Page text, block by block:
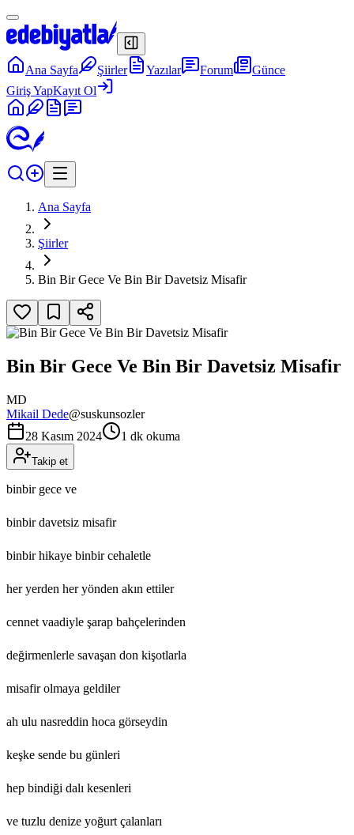
Ana Sayfa Şiirler Yazılar Forum
Günce
Giriş YapKayıt Ol
Ana Sayfa
Şiirler
Bin Bir Gece Ve Bin Bir Davetsiz Misafir
Bin Bir Gece Ve Bin Bir Davetsiz Misafir
MD
Mikail Dede@suskunsozler
28 Kasım 2024
1 dk okuma
Takip et
binbir gece ve
binbir davetsiz misafir
binbir hikaye binbir cehaletle
her yerden her yönden akın ettiler
cennet vaadiyle şarap bahçelerinden
değirmenlerle savaşan don kişotlarla
misafir olmaya geldiler
ah ulu nasreddin hoca görseydin
keşke sende bu günleri
hep bindiği dalı kesenleri
ve tuzlu denize yoğurt çalanları